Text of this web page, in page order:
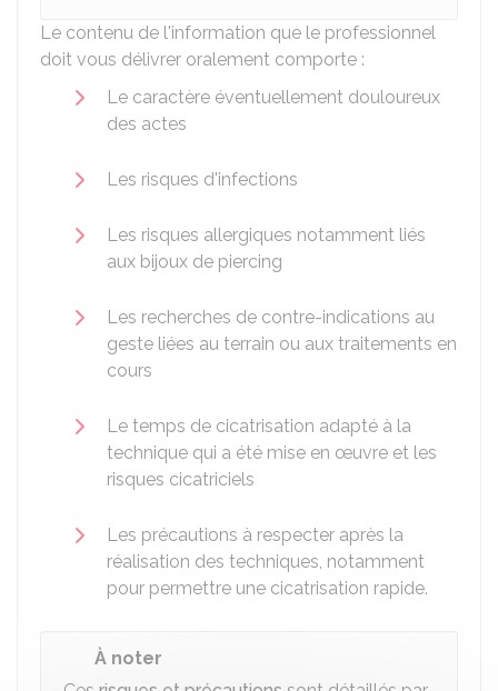
Le contenu de l'information que le professionnel
doit vous délivrer oralement comporte :
Le caractère éventuellement douloureux
des actes
Les risques d'infections
Les risques allergiques notamment liés
aux bijoux de piercing
Les recherches de contre-indications au
geste liées au terrain ou aux traitements en
cours
Le temps de cicatrisation adapté à la
technique qui a été mise en œuvre et les
risques cicatriciels
Les précautions à respecter après la
réalisation des techniques, notamment
pour permettre une cicatrisation rapide.
À noter